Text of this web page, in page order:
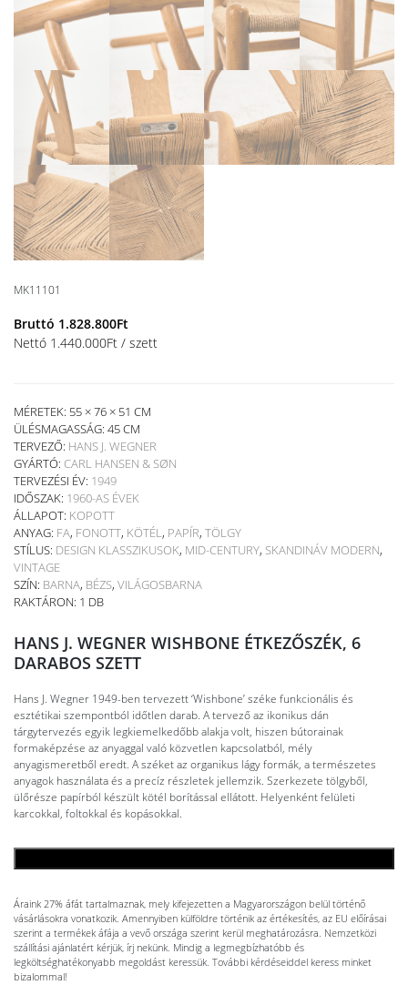
MK11101
Bruttó 1.828.800Ft
Nettó 1.440.000Ft / szett
MÉRETEK: 55 × 76 × 51 CM
ÜLÉSMAGASSÁG: 45 CM
TERVEZŐ: HANS J. WEGNER
GYÁRTÓ: CARL HANSEN & SØN
TERVEZÉSI ÉV: 1949
IDŐSZAK: 1960-AS ÉVEK
ÁLLAPOT: KOPOTT
ANYAG: FA, FONOTT, KÖTÉL, PAPÍR, TÖLGY
STÍLUS: DESIGN KLASSZIKUSOK, MID-CENTURY, SKANDINÁV MODERN,
VINTAGE
SZÍN: BARNA, BÉZS, VILÁGOSBARNA
RAKTÁRON: 1 DB
HANS J. WEGNER WISHBONE ÉTKEZŐSZÉK, 6
DARABOS SZETT
Hans J. Wegner 1949-ben tervezett ‘Wishbone’ széke funkcionális és
esztétikai szempontból időtlen darab. A tervező az ikonikus dán
tárgytervezés egyik legkiemelkedőbb alakja volt, hiszen bútorainak
formaképzése az anyaggal való közvetlen kapcsolatból, mély
anyagismeretből eredt. A széket az organikus lágy formák, a természetes
anyagok használata és a precíz részletek jellemzik. Szerkezete tölgyből,
ülőrésze papírból készült kötél borítással ellátott. Helyenként felületi
karcokkal, foltokkal és kopásokkal.
Áraink 27% áfát tartalmaznak, mely kifejezetten a Magyarországon belül történő
vásárlásokra vonatkozik. Amennyiben külföldre történik az értékesítés, az EU előírásai
szerint a termékek áfája a vevő országa szerint kerül meghatározásra. Nemzetközi
szállítási ajánlatért kérjük, írj nekünk. Mindig a legmegbízhatóbb és
legköltséghatékonyabb megoldást keressük. További kérdéseiddel keress minket
bizalommal!